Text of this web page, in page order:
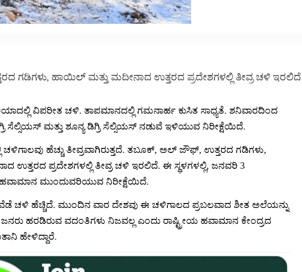
ಗಡಿಗಳು, ಹಾಯಿಲ್ ಮತ್ತು ಮದೀನಾದ ಉತ್ತರದ ಪ್ರದೇಶಗಳಲ್ಲಿ ತೀವ್ರ ಚಳಿ
ವಿಪರೀತ ಚಳಿ. ತಾಪಮಾನದಲ್ಲಿ ಗಮನಾರ್ಹ ಕುಸಿತ ಸಾಧ್ಯತೆ. ಶನಿವಾರದಿಂದ
ಸೆಲ್ಸಿಯಸ್ ಮತ್ತು ಶೂನ್ಯ ಡಿಗ್ರಿ ಸೆಲ್ಸಿಯಸ್ ನಡುವೆ ಇಳಿಯುವ ನಿರೀಕ್ಷೆಯಿದೆ.
ಚಳಿಗಾಲವು ಹೆಚ್ಚು ತೀವ್ರವಾಗಿರುತ್ತದೆ. ತಬೂಕ್, ಅಲ್ ಜೌಫ್, ಉತ್ತರದ ಗಡಿಗಳು,
ಉತ್ತರದ ಪ್ರದೇಶಗಳಲ್ಲಿ ತೀವ್ರ ಚಳಿ ಇರಲಿದೆ. ಈ ಸ್ಥಳಗಳಲ್ಲಿ, ಜನವರಿ 3
ಹವಾಮಾನ ಮುಂದುವರಿಯುವ ನಿರೀಕ್ಷೆಯಿದೆ.
ಚಳಿ ಹೆಚ್ಚಿದೆ. ಮುಂದಿನ ವಾರ ದೇಶವು ಈ ಚಳಿಗಾಲದ ಪ್ರಬಲವಾದ ಶೀತ ಅಲೆಯನ್ನು
ಹರಡಿರುವ ವದಂತಿಗಳು ನಿಜವಲ್ಲ ಎಂದು ರಾಷ್ಟ್ರೀಯ ಹವಾಮಾನ ಕೇಂದ್ರದ
ಹೇಳಿದ್ದಾರೆ.